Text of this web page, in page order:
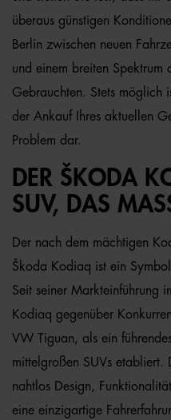
überaus günstigen
Berlin zwischen neuen
und einem breiten Spektrum
Gebrauchten. Stets möglich
der Ankauf Ihres aktuellen
Problem dar.
DER ŠKODA
SUV, DAS
Der nach dem mächtigen
Škoda Kodiaq ist ein
Seit seiner Markteinführung
Kodiaq gegenüber
VW Tiguan, als ein
mittelgroßen SUVs etabliert.
nahtlos Design,
eine einzigartige